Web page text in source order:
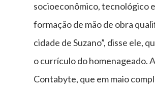
socioeconômico, tecnológico
formação de mão de obra
cidade de Suzano”, disse ele,
o currículo do homenageado.
Contabyte, que em maio